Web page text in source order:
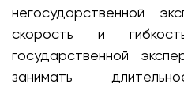
негосударственной
скорость и
государственной
занимать